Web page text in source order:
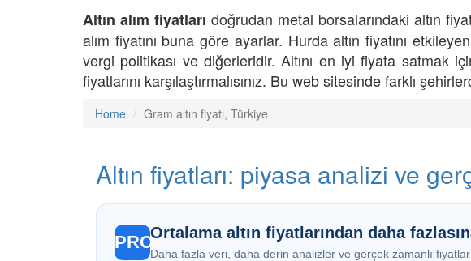
Altın alım fiyatları doğrudan metal borsalarındaki altın
alım fiyatını buna göre ayarlar. Hurda altın fiyatını
vergi politikası ve diğerleridir. Altını en iyi fiyata satmak
fiyatlarını karşılaştırmalısınız. Bu web sitesinde farklı
Home Gram altın fiyatı, Türkiye
Altın fiyatları: piyasa analizi ve
PROOrtalama altın fiyatlarından daha
Daha fazla veri, daha derin analizler ve gerçek zamanlı